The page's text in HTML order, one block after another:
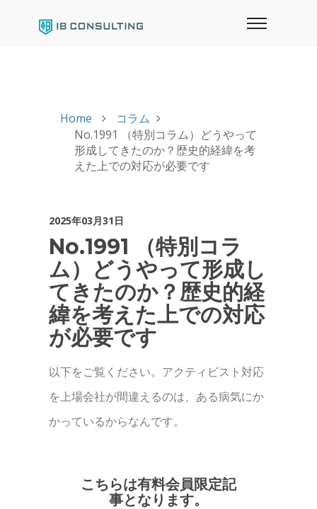
Home
コラム
No.1991 （特別コラム）どうやって
形成してきたのか？歴史的経緯を考
えた上での対応が必要です
2025年03月31日
No.1991 （特別コラ
ム）どうやって形成し
てきたのか？歴史的経
緯を考えた上での対応
が必要です
以下をご覧ください。アクティビスト対応
を上場会社が間違えるのは、ある病気にか
かっているからなんです。
こちらは有料会員限定記
事となります。